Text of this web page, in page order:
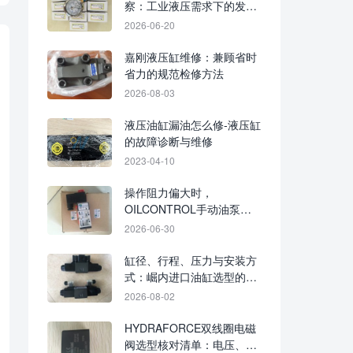
察：工业液压需求下的发展
趋势
2026-06-20
嘉刚液压缸维修：兼顾省时
省力的规范检修方法
2026-08-03
液压油缸漏油怎么修-液压缸
的故障诊断与维修
2023-04-10
操作阻力偏大时，
OILCONTROL手动油泵可
先核对油路、密封与负载
2026-06-30
缸径、行程、压力与安装方
式：崛内进口油缸选型的四
项基础核对
2026-08-02
HYDRAFORCE双线圈电磁
阀选型核对清单：电压、接